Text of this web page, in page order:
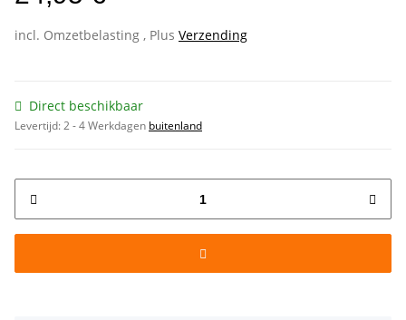
incl. Omzetbelasting , Plus Verzending
Direct beschikbaar
Levertijd:2 - 4 Werkdagen buitenland